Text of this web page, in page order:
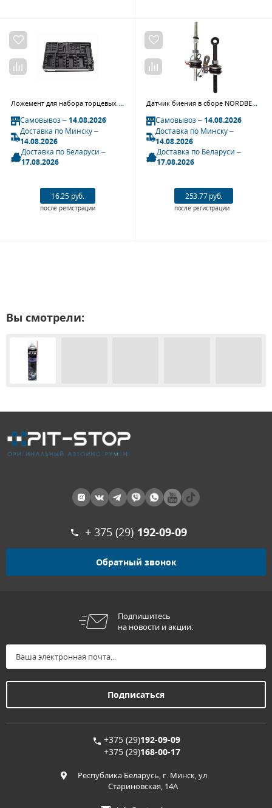
Самовывоз –14.08.2026
Доставка по Минску –
14.08.2026
Доставка по Беларуси –
17.08.2026
16.25 руб.
после регистрации
Самовывоз –14.08.2026
Доставка по Минску –
14.08.2026
Доставка по Беларуси –
17.08.2026
253.77 руб.
после регистрации
Вы смотрели:
+ 375 (29) 192-09-09
Обратный звонок
Подпишитесь
на новости и акции:
+375 (29)192-09-09
+375 (29)168-00-17
Республика Беларусь, г. Минск, ул.
Стариновская, 14А